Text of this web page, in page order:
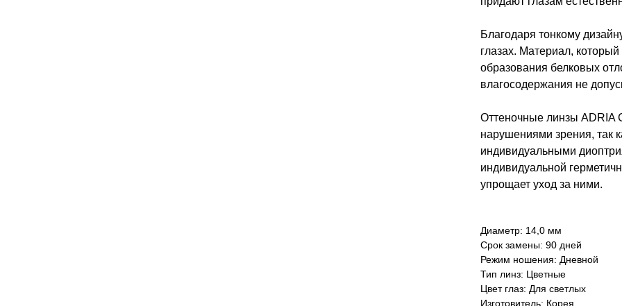
Благодаря тонкому
глазах. Материал, который
образования белковых
влагосодержания не
Оттеночные линзы ADRIA
нарушениями зрения, так
индивидуальными
индивидуальной
упрощает уход за ними.
Диаметр: 14,0 мм
Срок замены: 90 дней
Режим ношения: Дневной
Тип линз: Цветные
Цвет глаз: Для светлых
Изготовитель: Корея